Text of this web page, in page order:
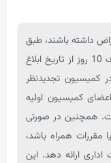
داشته باشند، طبق
ظرف 10 روز از تاریخ ابلاغ
اولیه
صورتی
باشد،
این